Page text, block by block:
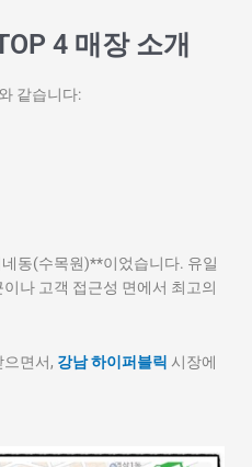
4 매장 소개
같습니다:
동(수목원)**이었습니다. 유일
나 고객 접근성 면에서 최고의
면서, 강남 하이퍼블릭 시장에